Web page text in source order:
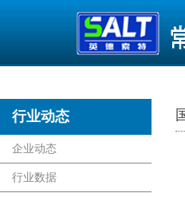
行业动态
企业动态
行业数据